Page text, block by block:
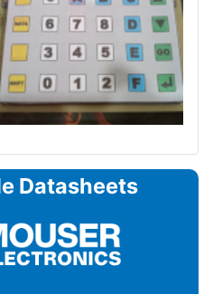
Datasheets